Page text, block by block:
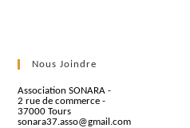
Nous Joindre
Association SONARA -
2 rue de commerce -
37000 Tours
sonara37.asso@gmail.com